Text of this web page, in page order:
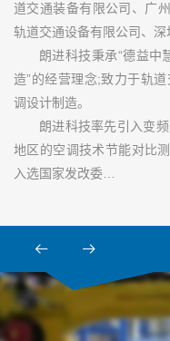
道交通装备有限公司、广
轨道交通设备有限公司、深
朗进科技秉承“德益中
造”的经营理念;致力于轨
调设计制造。
朗进科技率先引入变
地区的空调技术节能对比
入选国家发改委…